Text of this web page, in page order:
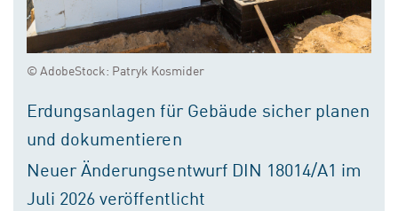
© AdobeStock: Patryk Kosmider
Erdungsanlagen für Gebäude sicher planen
und dokumentieren
Neuer Änderungsentwurf DIN 18014/A1 im
Juli 2026 veröffentlicht